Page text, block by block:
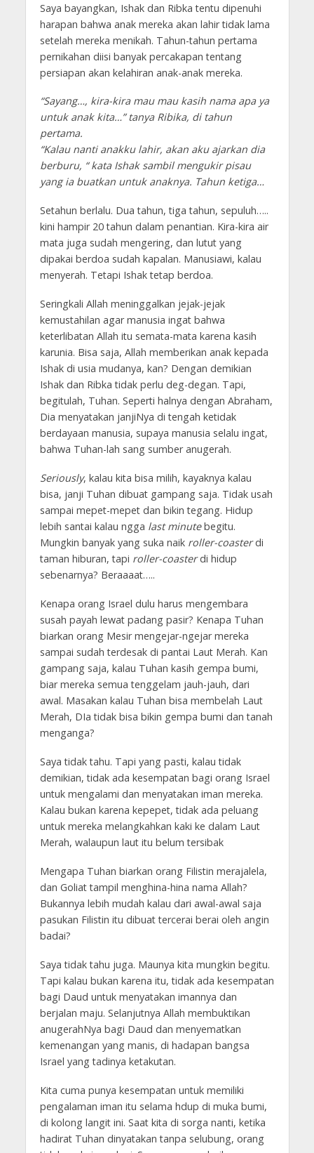
Saya bayangkan, Ishak dan Ribka tentu dipenuhi
harapan bahwa anak mereka akan lahir tidak lama
setelah mereka menikah. Tahun-tahun pertama
pernikahan diisi banyak percakapan tentang
persiapan akan kelahiran anak-anak mereka.
“Sayang…, kira-kira mau mau kasih nama apa ya
untuk anak kita…” tanya Ribika, di tahun
pertama.
“Kalau nanti anakku lahir, akan aku ajarkan dia
berburu, “ kata Ishak sambil mengukir pisau
yang ia buatkan untuk anaknya. Tahun ketiga…
Setahun berlalu. Dua tahun, tiga tahun, sepuluh…..
kini hampir 20 tahun dalam penantian. Kira-kira air
mata juga sudah mengering, dan lutut yang
dipakai berdoa sudah kapalan. Manusiawi, kalau
menyerah. Tetapi Ishak tetap berdoa.
Seringkali Allah meninggalkan jejak-jejak
kemustahilan agar manusia ingat bahwa
keterlibatan Allah itu semata-mata karena kasih
karunia. Bisa saja, Allah memberikan anak kepada
Ishak di usia mudanya, kan? Dengan demikian
Ishak dan Ribka tidak perlu deg-degan. Tapi,
begitulah, Tuhan. Seperti halnya dengan Abraham,
Dia menyatakan janjiNya di tengah ketidak
berdayaan manusia, supaya manusia selalu ingat,
bahwa Tuhan-lah sang sumber anugerah.
Seriously, kalau kita bisa milih, kayaknya kalau
bisa, janji Tuhan dibuat gampang saja. Tidak usah
sampai mepet-mepet dan bikin tegang. Hidup
lebih santai kalau ngga last minutebegitu.
Mungkin banyak yang suka naik roller-coasterdi
taman hiburan, tapi roller-coasterdi hidup
sebenarnya? Beraaaat…..
Kenapa orang Israel dulu harus mengembara
susah payah lewat padang pasir? Kenapa Tuhan
biarkan orang Mesir mengejar-ngejar mereka
sampai sudah terdesak di pantai Laut Merah. Kan
gampang saja, kalau Tuhan kasih gempa bumi,
biar mereka semua tenggelam jauh-jauh, dari
awal. Masakan kalau Tuhan bisa membelah Laut
Merah, DIa tidak bisa bikin gempa bumi dan tanah
menganga?
Saya tidak tahu. Tapi yang pasti, kalau tidak
demikian, tidak ada kesempatan bagi orang Israel
untuk mengalami dan menyatakan iman mereka.
Kalau bukan karena kepepet, tidak ada peluang
untuk mereka melangkahkan kaki ke dalam Laut
Merah, walaupun laut itu belum tersibak
Mengapa Tuhan biarkan orang Filistin merajalela,
dan Goliat tampil menghina-hina nama Allah?
Bukannya lebih mudah kalau dari awal-awal saja
pasukan Filistin itu dibuat tercerai berai oleh angin
badai?
Saya tidak tahu juga. Maunya kita mungkin begitu.
Tapi kalau bukan karena itu, tidak ada kesempatan
bagi Daud untuk menyatakan imannya dan
berjalan maju. Selanjutnya Allah membuktikan
anugerahNya bagi Daud dan menyematkan
kemenangan yang manis, di hadapan bangsa
Israel yang tadinya ketakutan.
Kita cuma punya kesempatan untuk memiliki
pengalaman iman itu selama hdup di muka bumi,
di kolong langit ini. Saat kita di sorga nanti, ketika
hadirat Tuhan dinyatakan tanpa selubung, orang